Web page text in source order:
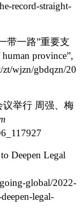
record-straight-
带一路”重要支
province”,
zt/wjzn/gbdqzn/20
议举行 周强、梅
Deepen Legal
global/2022-
legal-